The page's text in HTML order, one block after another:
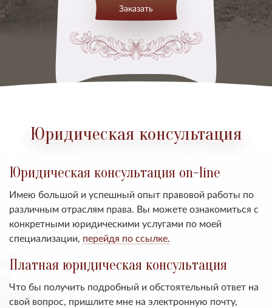
Заказать
Юридическая консультация
Юридическая консультация on-line
Имею большой и успешный опыт правовой работы по
различным отраслям права. Вы можете ознакомиться с
конкретными юридическими услугами по моей
специализации, перейдя по ссылке.
Платная юридическая консультация
Что бы получить подробный и обстоятельный ответ на
свой вопрос, пришлите мне на электронную почту,